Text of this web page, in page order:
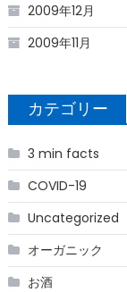
2009年12月
2009年11月
カテゴリー
3 min facts
COVID-19
Uncategorized
オーガニック
お酒